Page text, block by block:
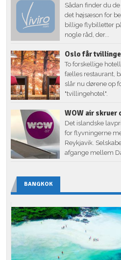
Sådan finder du
det højsæson for
billige flybilletter
nogle råd, der...
Oslo får
To forskellige
fælles restaurant,
slår nu dørene op
"tvillingehotel".
WOW air skruer
Det islandske
for flyvningerne
Reykjavik.
afgange mellem
BANGKOK